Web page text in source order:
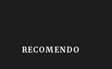
RECOMENDO